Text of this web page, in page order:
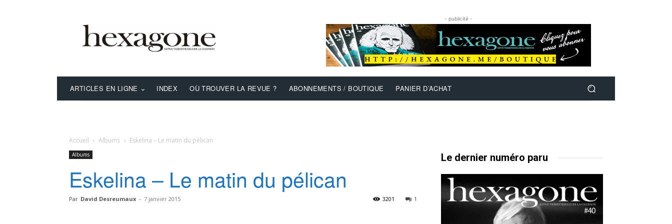
- publicité -
ARTICLES EN LIGNE INDEX OÙ TROUVER LA REVUE ? ABONNEMENTS / BOUTIQUE PANIER D’ACHAT
Accueil Albums Eskelina – Le matin du pélican
Albums
Eskelina – Le matin du pélican
Par David Desreumaux - 7 janvier 2015 1
3201
Le dernier numéro paru